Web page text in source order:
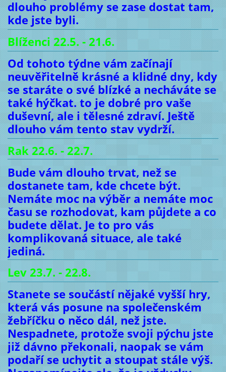
dlouho problémy se zase dostat tam,
kde jste byli.
Blíženci 22.5. - 21.6.
Od tohoto týdne vám začínají
neuvěřitelně krásné a klidné dny, kdy
se staráte o své blízké a necháváte se
také hýčkat. to je dobré pro vaše
duševní, ale i tělesné zdraví. Ještě
dlouho vám tento stav vydrží.
Rak 22.6. - 22.7.
Bude vám dlouho trvat, než se
dostanete tam, kde chcete být.
Nemáte moc na výběr a nemáte moc
času se rozhodovat, kam půjdete a co
budete dělat. Je to pro vás
komplikovaná situace, ale také
jediná.
Lev 23.7. - 22.8.
Stanete se součástí nějaké vyšší hry,
která vás posune na společenském
žebříčku o něco dál, než jste.
Nespadnete, protože svoji pýchu jste
již dávno překonali, naopak se vám
podaří se uchytit a stoupat stále výš.